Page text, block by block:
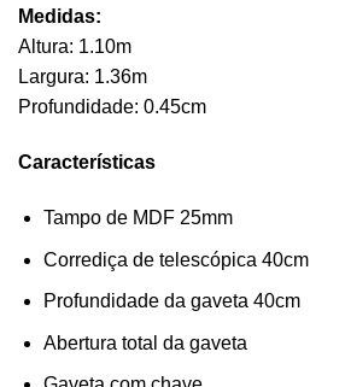
Medidas:
Altura: 1.10m
Largura: 1.36m
Profundidade: 0.45cm
Características
Tampo de MDF 25mm
Corrediça de telescópica 40cm
Profundidade da gaveta 40cm
Abertura total da gaveta